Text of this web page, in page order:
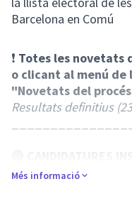
Barcelona en Comú
❗ Totes les novetats
o clicant al menú
"Novetats del
Resultats definitius
RECOLLIDA D'AVALS I
Més informació